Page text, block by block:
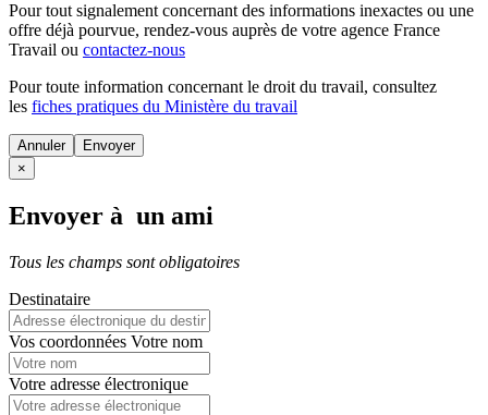
Pour tout signalement concernant des informations inexactes ou une
offre déjà pourvue, rendez-vous auprès de votre agence France
Travail ou contactez-nous
Pour toute information concernant le droit du travail, consultez
les fiches pratiques du Ministère du travail
Annuler
×
Envoyer à un ami
Tous les champs sont obligatoires
Destinataire
Vos coordonnées Votre nom
Votre adresse électronique